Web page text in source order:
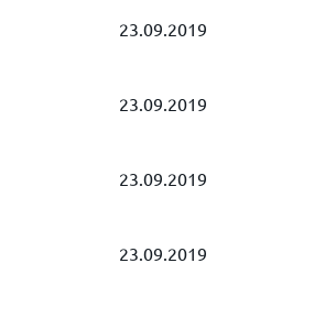
23.09.2019
23.09.2019
23.09.2019
23.09.2019